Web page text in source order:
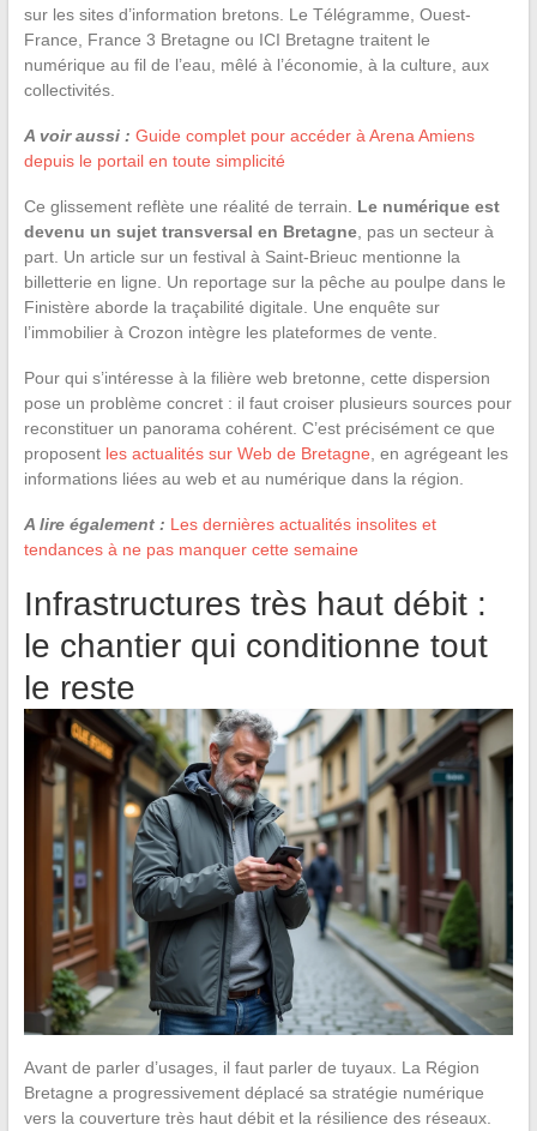
sur les sites d’information bretons. Le Télégramme, Ouest-
France, France 3 Bretagne ou ICI Bretagne traitent le
numérique au fil de l’eau, mêlé à l’économie, à la culture, aux
collectivités.
A voir aussi : Guide complet pour accéder à Arena Amiens
depuis le portail en toute simplicité
Ce glissement reflète une réalité de terrain. Le numérique est
devenu un sujet transversal en Bretagne, pas un secteur à
part. Un article sur un festival à Saint-Brieuc mentionne la
billetterie en ligne. Un reportage sur la pêche au poulpe dans le
Finistère aborde la traçabilité digitale. Une enquête sur
l’immobilier à Crozon intègre les plateformes de vente.
Pour qui s’intéresse à la filière web bretonne, cette dispersion
pose un problème concret : il faut croiser plusieurs sources pour
reconstituer un panorama cohérent. C’est précisément ce que
proposent les actualités sur Web de Bretagne , en agrégeant les
informations liées au web et au numérique dans la région.
A lire également : Les dernières actualités insolites et
tendances à ne pas manquer cette semaine
Infrastructures très haut débit :
le chantier qui conditionne tout
le reste
Avant de parler d’usages, il faut parler de tuyaux. La Région
Bretagne a progressivement déplacé sa stratégie numérique
vers la couverture très haut débit et la résilience des réseaux.